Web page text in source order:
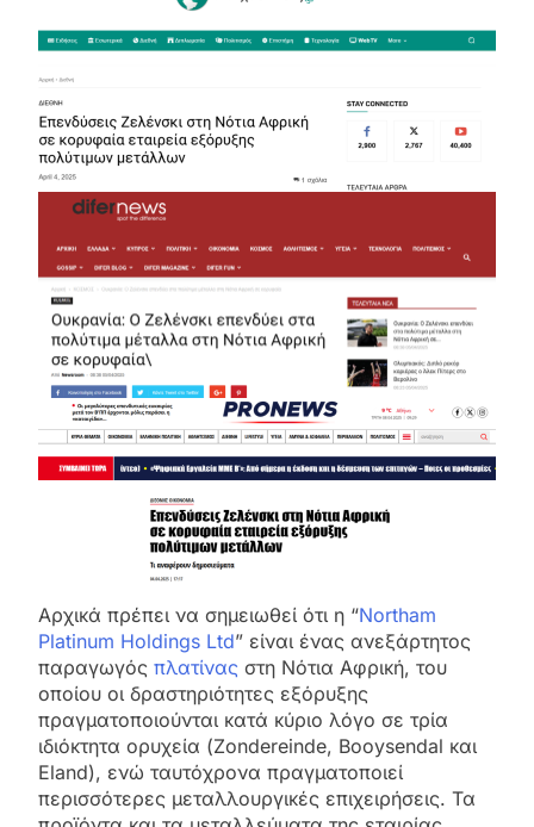
Αρχικά πρέπει να σημειωθεί ότι η “Northam
Platinum Holdings Ltd” είναι ένας ανεξάρτητος
παραγωγός πλατίνας στη Νότια Αφρική, του
οποίου οι δραστηριότητες εξόρυξης
πραγματοποιούνται κατά κύριο λόγο σε τρία
ιδιόκτητα ορυχεία (Zondereinde, Booysendal και
Eland), ενώ ταυτόχρονα πραγματοποιεί
περισσότερες μεταλλουργικές επιχειρήσεις. Τα